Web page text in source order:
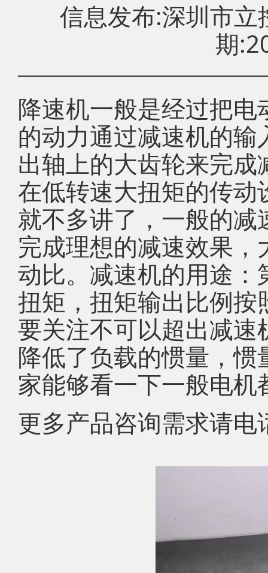
信息发布:深圳市
期
降速机一般是经过把
的动力通过减速机的
出轴上的大齿轮来完
在低转速大扭矩的传
就不多讲了，一般的
完成理想的减速效果
动比。减速机的用途
扭矩，扭矩输出比例
要关注不可以超出减
降低了负载的惯量，
家能够看一下一般电
更多产品咨询需求请电